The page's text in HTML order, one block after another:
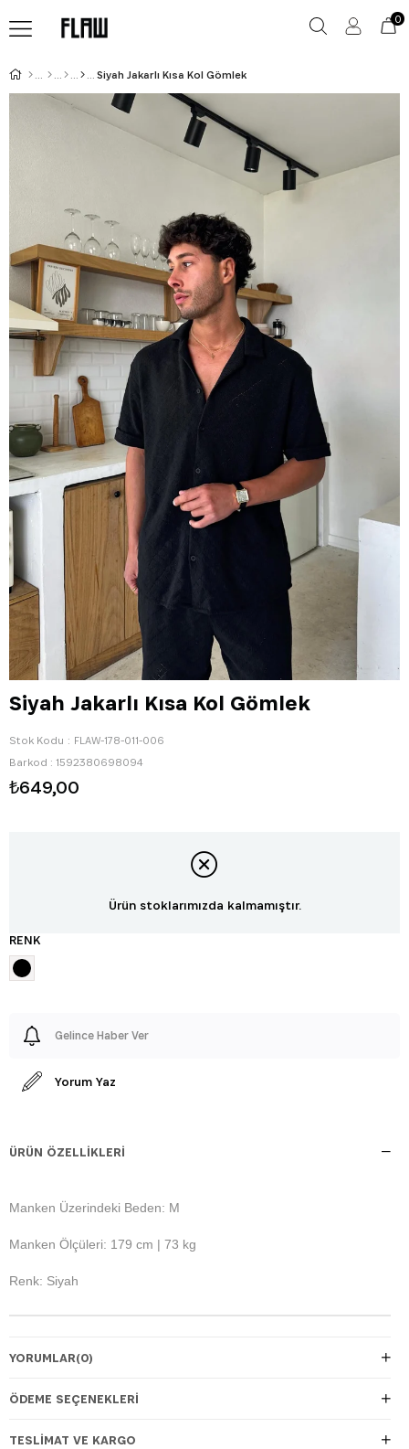
0
Siyah Jakarlı Kısa Kol Gömlek
Siyah Jakarlı Kısa Kol Gömlek
Stok Kodu
FLAW-178-011-006
Barkod : 1592380698094
₺649,00
Ürün stoklarımızda kalmamıştır.
RENK
Gelince Haber Ver
Yorum Yaz
ÜRÜN ÖZELLIKLERI
Manken Üzerindeki Beden: M
Manken Ölçüleri: 179 cm | 73 kg
Renk: Siyah
YORUMLAR(0)
ÖDEME SEÇENEKLERI
TESLIMAT VE KARGO